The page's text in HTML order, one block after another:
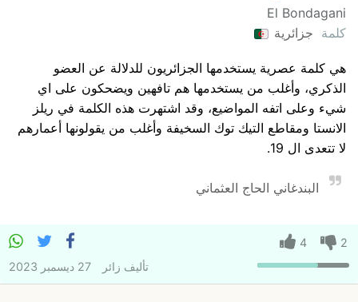
El Bondagani
كلمة جزائرية
هي كلمة عصرية يستخدمها الجزائريون للدلالة عن العضو
الذكري، وأغلب من يستخدمها هم تافهين ويضحكون على اي
شيء وعلى اتفه المواضيع، وقد اشتهرت هذه الكلمة في ريلز
الانستا ومقاطع التيك توك السخيفة وأغلب من يقولونها أعمارهم
لا تتعدى ال 19.
البندغاني الحاج العثماني
2
4
تأليف زائر 27 ديسمبر 2023